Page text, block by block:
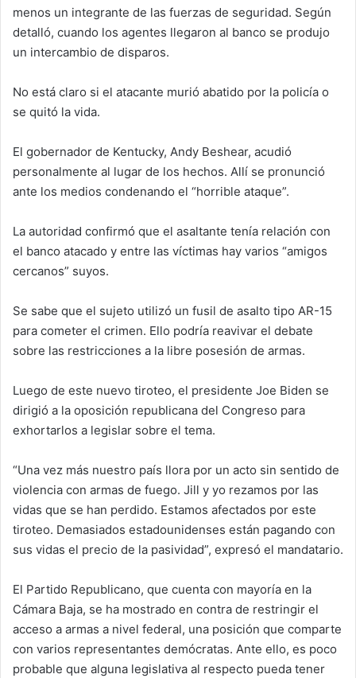
menos un integrante de las fuerzas de seguridad. Según
detalló, cuando los agentes llegaron al banco se produjo
un intercambio de disparos.
No está claro si el atacante murió abatido por la policía o
se quitó la vida.
El gobernador de Kentucky, Andy Beshear, acudió
personalmente al lugar de los hechos. Allí se pronunció
ante los medios condenando el “horrible ataque”.
La autoridad confirmó que el asaltante tenía relación con
el banco atacado y entre las víctimas hay varios “amigos
cercanos” suyos.
Se sabe que el sujeto utilizó un fusil de asalto tipo AR-15
para cometer el crimen. Ello podría reavivar el debate
sobre las restricciones a la libre posesión de armas.
Luego de este nuevo tiroteo, el presidente Joe Biden se
dirigió a la oposición republicana del Congreso para
exhortarlos a legislar sobre el tema.
“Una vez más nuestro país llora por un acto sin sentido de
violencia con armas de fuego. Jill y yo rezamos por las
vidas que se han perdido. Estamos afectados por este
tiroteo. Demasiados estadounidenses están pagando con
sus vidas el precio de la pasividad”, expresó el mandatario.
El Partido Republicano, que cuenta con mayoría en la
Cámara Baja, se ha mostrado en contra de restringir el
acceso a armas a nivel federal, una posición que comparte
con varios representantes demócratas. Ante ello, es poco
probable que alguna legislativa al respecto pueda tener